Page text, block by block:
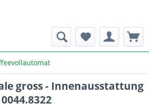
gross - Innenausstattung